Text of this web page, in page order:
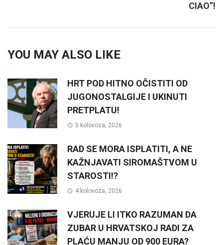
CIAO”!
YOU MAY ALSO LIKE
HRT POD HITNO OČISTITI OD
JUGONOSTALGIJE I UKINUTI
PRETPLATU!
5 kolovoza, 2026
RAD SE MORA ISPLATITI, A NE
KAŽNJAVATI SIROMAŠTVOM U
STAROSTI!?
4 kolovoza, 2026
VJERUJE LI ITKO RAZUMAN DA
ZUBAR U HRVATSKOJ RADI ZA
PLAĆU MANJU OD 900 EURA?